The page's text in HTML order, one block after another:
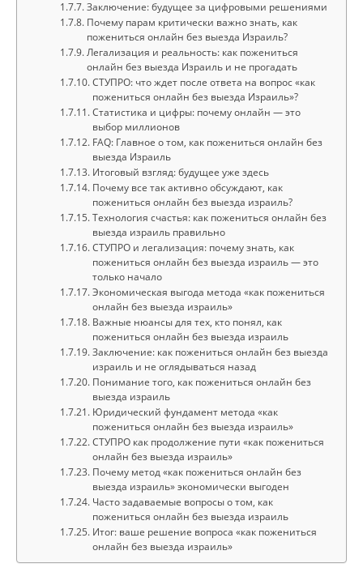
Заключение: будущее за цифровыми решениями
Почему парам критически важно знать, как
пожениться онлайн без выезда Израиль?
Легализация и реальность: как пожениться
онлайн без выезда Израиль и не прогадать
СТУПРО: что ждет после ответа на вопрос «как
пожениться онлайн без выезда Израиль»?
Статистика и цифры: почему онлайн — это
выбор миллионов
FAQ: Главное о том, как пожениться онлайн без
выезда Израиль
Итоговый взгляд: будущее уже здесь
Почему все так активно обсуждают, как
пожениться онлайн без выезда израиль?
Технология счастья: как пожениться онлайн без
выезда израиль правильно
СТУПРО и легализация: почему знать, как
пожениться онлайн без выезда израиль — это
только начало
Экономическая выгода метода «как пожениться
онлайн без выезда израиль»
Важные нюансы для тех, кто понял, как
пожениться онлайн без выезда израиль
Заключение: как пожениться онлайн без выезда
израиль и не оглядываться назад
Понимание того, как пожениться онлайн без
выезда израиль
Юридический фундамент метода «как
пожениться онлайн без выезда израиль»
СТУПРО как продолжение пути «как пожениться
онлайн без выезда израиль»
Почему метод «как пожениться онлайн без
выезда израиль» экономически выгоден
Часто задаваемые вопросы о том, как
пожениться онлайн без выезда израиль
Итог: ваше решение вопроса «как пожениться
онлайн без выезда израиль»